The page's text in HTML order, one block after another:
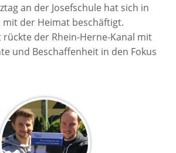
an der Josefschule hat sich in
der Heimat beschäftigt.
rückte der Rhein-Herne-Kanal mit
und Beschaffenheit in den Fokus